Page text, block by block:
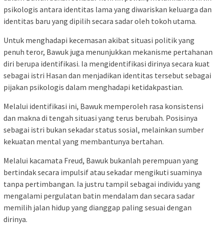
psikologis antara identitas lama yang diwariskan keluarga dan
identitas baru yang dipilih secara sadar oleh tokoh utama.
Untuk menghadapi kecemasan akibat situasi politik yang
penuh teror, Bawuk juga menunjukkan mekanisme pertahanan
diri berupa identifikasi. Ia mengidentifikasi dirinya secara kuat
sebagai istri Hasan dan menjadikan identitas tersebut sebagai
pijakan psikologis dalam menghadapi ketidakpastian.
Melalui identifikasi ini, Bawuk memperoleh rasa konsistensi
dan makna di tengah situasi yang terus berubah. Posisinya
sebagai istri bukan sekadar status sosial, melainkan sumber
kekuatan mental yang membantunya bertahan.
Melalui kacamata Freud, Bawuk bukanlah perempuan yang
bertindak secara impulsif atau sekadar mengikuti suaminya
tanpa pertimbangan. Ia justru tampil sebagai individu yang
mengalami pergulatan batin mendalam dan secara sadar
memilih jalan hidup yang dianggap paling sesuai dengan
dirinya.